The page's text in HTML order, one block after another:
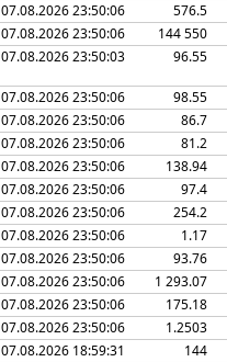
07.08.2026 23:50:06
576.5
07.08.2026 23:50:06 144 550
07.08.2026 23:50:03 96.55
07.08.2026 23:50:06
98.55
07.08.2026 23:50:06
86.7
07.08.2026 23:50:06
81.2
07.08.2026 23:50:06
138.94
07.08.2026 23:50:06
97.4
07.08.2026 23:50:06
254.2
07.08.2026 23:50:06
1.17
07.08.2026 23:50:06
93.76
07.08.2026 23:50:06
1 293.07
07.08.2026 23:50:06
175.18
07.08.2026 23:50:06
1.2503
07.08.2026 18:59:31
144